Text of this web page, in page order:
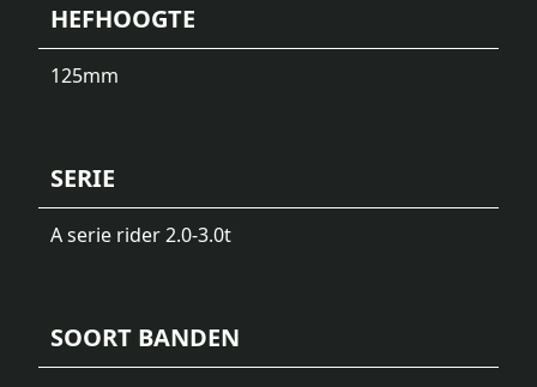
HEFHOOGTE
125mm
SERIE
A serie rider 2.0-3.0t
SOORT BANDEN